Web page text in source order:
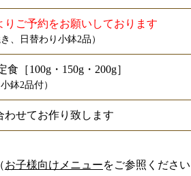
ご予約をお願いしております
、日替わり小鉢2品）
［100g・150g・200g］
鉢2品付）
せてお作り致します
お子様向けメニューをご参照ください